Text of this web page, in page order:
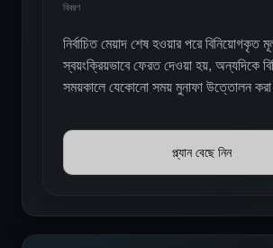
বিবরণ
নির্বাচিত মেয়াদ শেষ হওয়ার পরে বিনিয়োগকৃত
স্বয়ংক্রিয়ভাবে ফেরত দেওয়া হয়, অন্যদিকে
সময়কালে যেকোনো সময় মুনাফা উত্তোলন করা
প্ল্যান বেছে নিন